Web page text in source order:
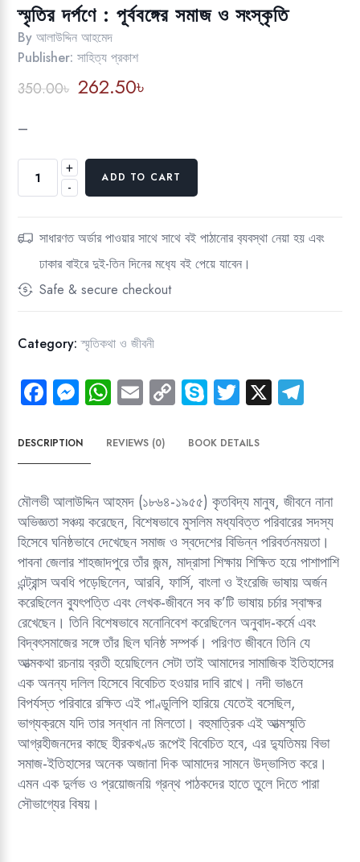
স্মৃতির দর্পণে : পূর্ববঙ্গের সমাজ ও সংস্কৃতি
Byআলাউদ্দিন আহমেদ
Publisher:সাহিত্য প্রকাশ
350.00৳ Original
price
350.00৳.
262.50৳Current
262.50৳.
–
-
দর্পণে
পূর্ববঙ্গের
সমাজ
সংস্কৃতি
+
ADD TO CART
সাধারণত অর্ডার পাওয়ার সাথে সাথে বই পাঠানোর ব‍্যবস্থা নেয়া হয় এবং
ঢাকার বাইরে দুই-তিন দিনের মধ‍্যে বই পেয়ে যাবেন।
Safe & secure checkout
Category: স্মৃতিকথা ও জীবনী
Fa
b
o
ok
M
se
n
g
er
W
ts
p
p
E
ail
C
py
nk
Sk
e
T
tt
X
m
DESCRIPTION REVIEWS (0) BOOK DETAILS
মৌলভী আলাউদ্দিন আহমদ (১৮৬৪-১৯৫৫) কৃতবিদ্য মানুষ, জীবনে নানা
অভিজ্ঞতা সঞ্চয় করেছেন, বিশেষভাবে মুসলিম মধ্যবিত্ত পরিবারের সদস্য
হিসেবে ঘনিষ্ঠভাবে দেখেছেন সমাজ ও স্বদেশের বিভিন্ন পরিবর্তনময়তা।
পাবনা জেলার শাহজাদপুরে তাঁর জন্ম, মাদ্রাসা শিক্ষায় শিক্ষিত হয়ে পাশাপাশি
এন্ট্রান্স অবধি পড়েছিলেন, আরবি, ফার্সি, বাংলা ও ইংরেজি ভাষায় অর্জন
করেছিলেন ব্যুৎপত্তি এবং লেখক-জীবনে সব ক’টি ভাষায় চর্চার স্বাক্ষর
রেখেছেন। তিনি বিশেষভাবে মনোনিবেশ করেছিলেন অনুবাদ-কর্মে এবং
বিদ্বৎসমাজের সঙ্গে তাঁর ছিল ঘনিষ্ঠ সম্পর্ক। পরিণত জীবনে তিনি যে
আত্মকথা রচনায় ব্রতী হয়েছিলেন সেটা তাই আমাদের সামাজিক ইতিহাসের
এক অনন্য দলিল হিসেবে বিবেচিত হওয়ার দাবি রাখে। নদী ভাঙনে
বিপর্যস্ত পরিবারে রক্ষিত এই পাণ্ডুলিপি হারিয়ে যেতেই বসেছিল,
ভাগ্যক্রমে যদি তার সন্ধান না মিলতো। বহুমাত্রিক এই আত্মস্মৃতি
আগ্রহীজনদের কাছে হীরকখণ্ড রূপেই বিবেচিত হবে, এর দ্যুতিময় বিভা
সমাজ-ইতিহাসের অনেক অজানা দিক আমাদের সামনে উদ্ভাসিত করে।
এমন এক দুর্লভ ও প্রয়োজনয়ি গ্রন্থ পাঠকদের হাতে তুলে দিতে পারা
সৌভাগ্যের বিষয়।